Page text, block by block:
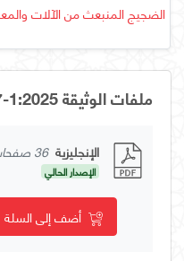
الضجيج المنبعث من الآلات
ملفات الوثيقة ISO 13347-1:2025
الإنجليزية 36 صفحات
الإصدار الحالي
أضف إلى السلة